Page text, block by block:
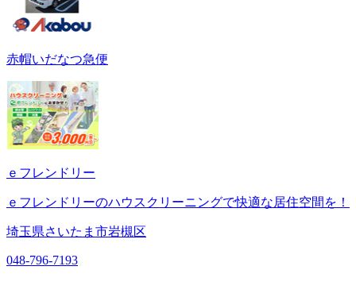
赤帽いだなつ急便
ｅフレンドリー
ｅフレンドリーのハウスクリーニングで快適な居住空間を！
埼玉県さいたま市岩槻区
048-796-7193